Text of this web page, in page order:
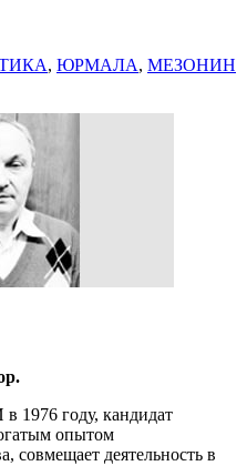
, ЮРМАЛА, МЕЗОНИН
1976 году, кандидат
опытом
совмещает деятельность в